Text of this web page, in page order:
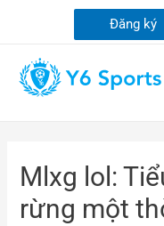
Đăng ký
Mlxg lol:
rừng một